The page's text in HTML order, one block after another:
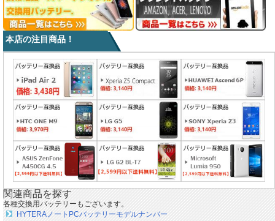
本店の注目商品！
関連商品を探す
各種交換用バッテリーもございます。
HYTERAノートPCバッテリーモデルナンバー